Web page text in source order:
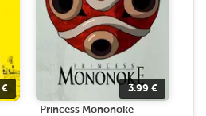
€ 3.99 €
Princess Mononoke